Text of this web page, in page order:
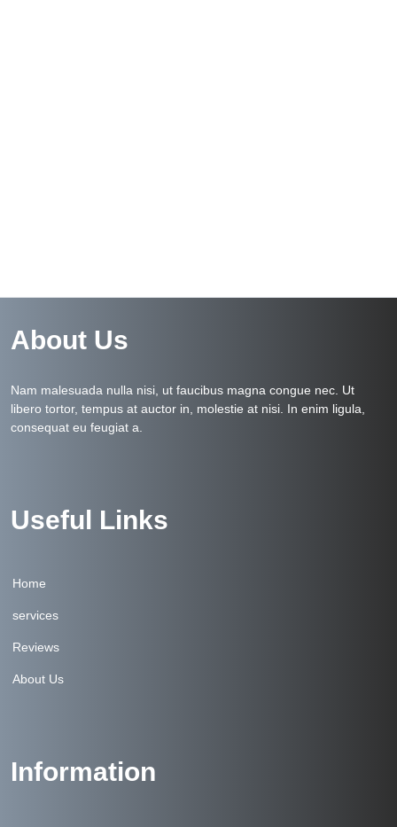
About Us
Nam malesuada nulla nisi, ut faucibus magna congue nec. Ut
libero tortor, tempus at auctor in, molestie at nisi. In enim ligula,
consequat eu feugiat a.
Useful Links
Home
services
Reviews
About Us
Information